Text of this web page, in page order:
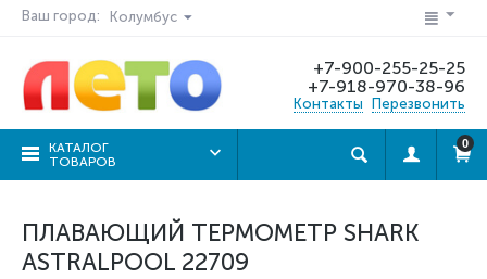
Ваш город: Колумбус
+7-900-255-25-25
+7-918-970-38-96
Контакты Перезвонить
КАТАЛОГ
ТОВАРОВ
0
ПЛАВАЮЩИЙ ТЕРМОМЕТР SHARK
ASTRALPOOL 22709